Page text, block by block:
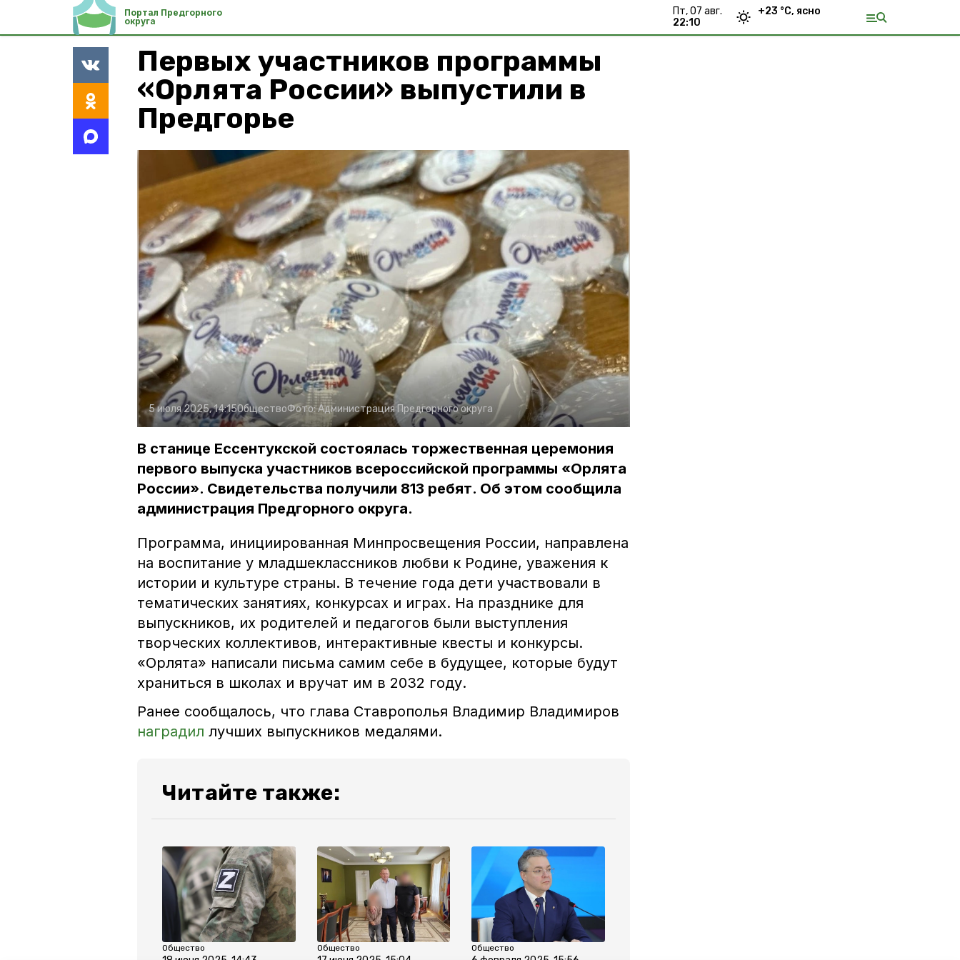
Портал Предгорного
округа
пт, 07 авг.
22:10
+23 °С, ясно
Первых участников программы
«Орлята России» выпустили в
Предгорье
5 июля 2025, 14:15ОбществоФото:Администрация Предгорного округа
В станице Ессентукской состоялась торжественная церемония
первого выпуска участников всероссийской программы «Орлята
России». Свидетельства получили 813 ребят. Об этом сообщила
администрация Предгорного округа.
Программа, инициированная Минпросвещения России, направлена
на воспитание у младшеклассников любви к Родине, уважения к
истории и культуре страны. В течение года дети участвовали в
тематических занятиях, конкурсах и играх. На празднике для
выпускников, их родителей и педагогов были выступления
творческих коллективов, интерактивные квесты и конкурсы.
«Орлята» написали письма самим себе в будущее, которые будут
храниться в школах и вручат им в 2032 году.
Ранее сообщалось, что глава Ставрополья Владимир Владимиров
наградил лучших выпускников медалями.
Читайте также:
Общество Общество Общество